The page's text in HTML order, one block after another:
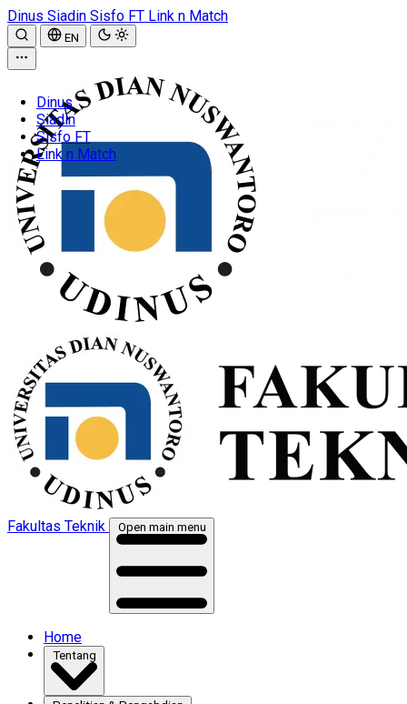
Dinus Siadin Sisfo FT Link n Match
EN
Dinus
Siadin
Sisfo FT
Link n Match
Fakultas Teknik Open main menu
Home